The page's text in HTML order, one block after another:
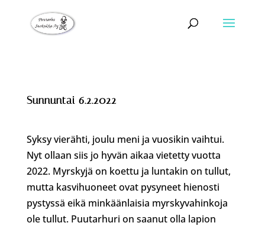
Sunnuntai 6.2.2022
Syksy vierähti, joulu meni ja vuosikin vaihtui.
Nyt ollaan siis jo hyvän aikaa vietetty vuotta
2022. Myrskyjä on koettu ja luntakin on tullut,
mutta kasvihuoneet ovat pysyneet hienosti
pystyssä eikä minkäänlaisia myrskyvahinkoja
ole tullut. Puutarhuri on saanut olla lapion